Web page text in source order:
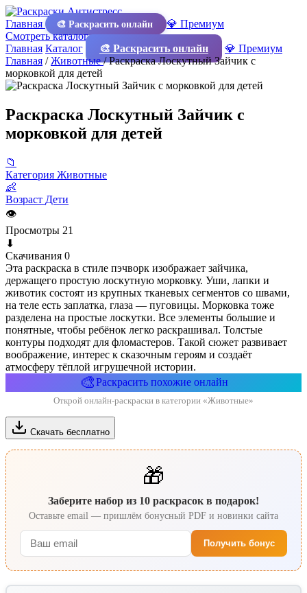
Главная 🎨 Раскрасить онлайн
💎 Премиум
Смотреть каталог
Главная Каталог 🎨 Раскрасить онлайн
💎 Премиум
Главная /Животные/Раскраска Лоскутный Зайчик с
морковкой для детей
Раскраска Лоскутный Зайчик с
морковкой для детей
📁
Категория Животные
👶
Возраст Дети
👁
Просмотры 21
⬇
Скачивания 0
Эта раскраска в стиле пэчворк изображает зайчика,
держащего простую лоскутную морковку. Уши, лапки и
животик состоят из крупных тканевых сегментов со швами,
на теле есть заплатка, глаза — пуговицы. Морковка тоже
разделена на простые лоскутки. Все элементы большие и
понятные, чтобы ребёнок легко раскрашивал. Толстые
контуры подходят для фломастеров. Такой сюжет развивает
воображение, интерес к сказочным героям и создаёт
атмосферу тёплой игрушечной истории.
🎨Раскрасить похожие онлайн
Открой онлайн-раскраски в категории «Животные»
Скачать бесплатно
🎁
Заберите набор из 10 раскрасок в подарок!
Оставьте email — пришлём бонусный PDF и новинки сайта
Получить бонус